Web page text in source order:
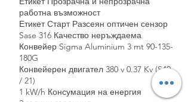
работна възможност
Етикет Старт Разсеян оптичен сензор
Sase 316 Качество неръждаема
Конвейер Sigma Aluminium 3 mt 90-135-
180G
Конвейерен двигател 380 v 0.37 Kv (S40
/ 21)
1 kW/h Консумация на енергия